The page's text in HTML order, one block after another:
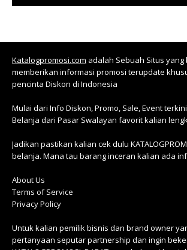
Katalogpromosi.com adalah Sebuah Situs
memberikan informasi promosi terupdate
pencinta Diskon di Indonesia
Mulai dari Info Diskon, Promo, Sale, Event
Belanja dari Pasar Swalayan favorit kalian
Jadikan pastikan kalian cek dulu
belanja. Mana tau barang inceran kalian ada
About Us
Terms of Service
Privacy Policy
Untuk kalian pemilik bisnis dan brand owner
pertanyaan seputar partnership dan ingin